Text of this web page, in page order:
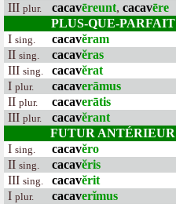
III plur. cacavēreunt, cacavēre
PLUS-QUE-PARFAIT
I sing. cacavĕram
II sing. cacavĕras
III sing. cacavĕrat
I plur. cacaverāmus
II plur. cacaverātis
III plur. cacavĕrant
FUTUR ANTÉRIEUR
I sing. cacavĕro
II sing. cacavĕris
III sing. cacavĕrit
I plur. cacaverĭmus